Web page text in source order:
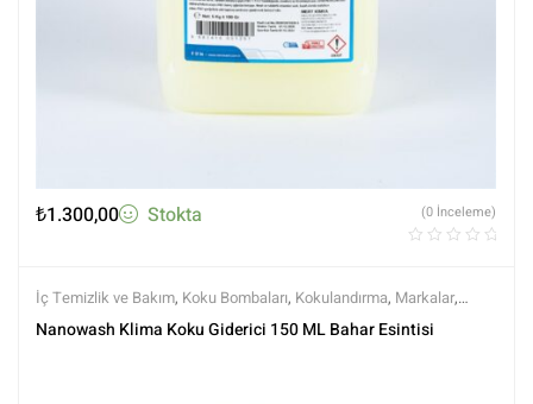
₺1.300,00 Stokta (0 İnceleme)
İç Temizlik ve Bakım, Koku Bombaları, Kokulandırma, Markalar,
nanowash,Tüm Ürünler,Tüm Ürünler
Nanowash Klima Koku Giderici 150 ML Bahar Esintisi